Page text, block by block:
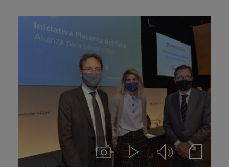
ImágenesVideos Audios Notas de prensa